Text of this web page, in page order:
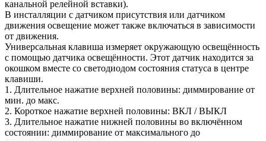
канальной релейной вставки).
В инсталляции с датчиком присутствия или датчиком
движения освещение может также включаться в зависимости
от движения.
Универсальная клавиша измеряет окружающую освещённость
с помощью датчика освещённости. Этот датчик находится за
окошком вместе со светодиодом состояния статуса в центре
клавиши.
1. Длительное нажатие верхней половины: диммирование от
мин. до макс.
2. Короткое нажатие верхней половины: ВКЛ / ВЫКЛ
3. Длительное нажатие нижней половины во включённом
состоянии: диммирование от максимального до